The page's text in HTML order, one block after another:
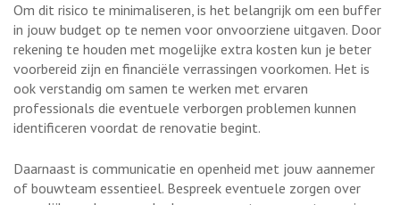
Om dit risico te minimaliseren, is het belangrijk om een buffer
in jouw budget op te nemen voor onvoorziene uitgaven. Door
rekening te houden met mogelijke extra kosten kun je beter
voorbereid zijn en financiële verrassingen voorkomen. Het is
ook verstandig om samen te werken met ervaren
professionals die eventuele verborgen problemen kunnen
identificeren voordat de renovatie begint.
Daarnaast is communicatie en openheid met jouw aannemer
of bouwteam essentieel. Bespreek eventuele zorgen over